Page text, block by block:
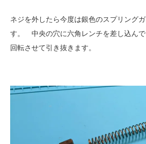
ネジを外したら今度は銀色のスプリング
す。 中央の穴に六角レンチを差し込んで
回転させて引き抜きます。